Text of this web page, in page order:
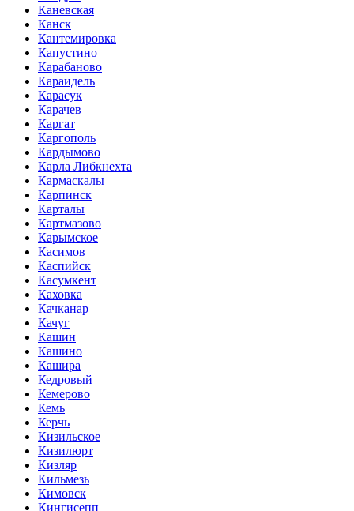
Каневская
Канск
Кантемировка
Капустино
Карабаново
Караидель
Карасук
Карачев
Каргат
Каргополь
Кардымово
Карла Либкнехта
Кармаскалы
Карпинск
Карталы
Картмазово
Карымское
Касимов
Каспийск
Касумкент
Каховка
Качканар
Качуг
Кашин
Кашино
Кашира
Кедровый
Кемерово
Кемь
Керчь
Кизильское
Кизилюрт
Кизляр
Кильмезь
Кимовск
Кингисепп